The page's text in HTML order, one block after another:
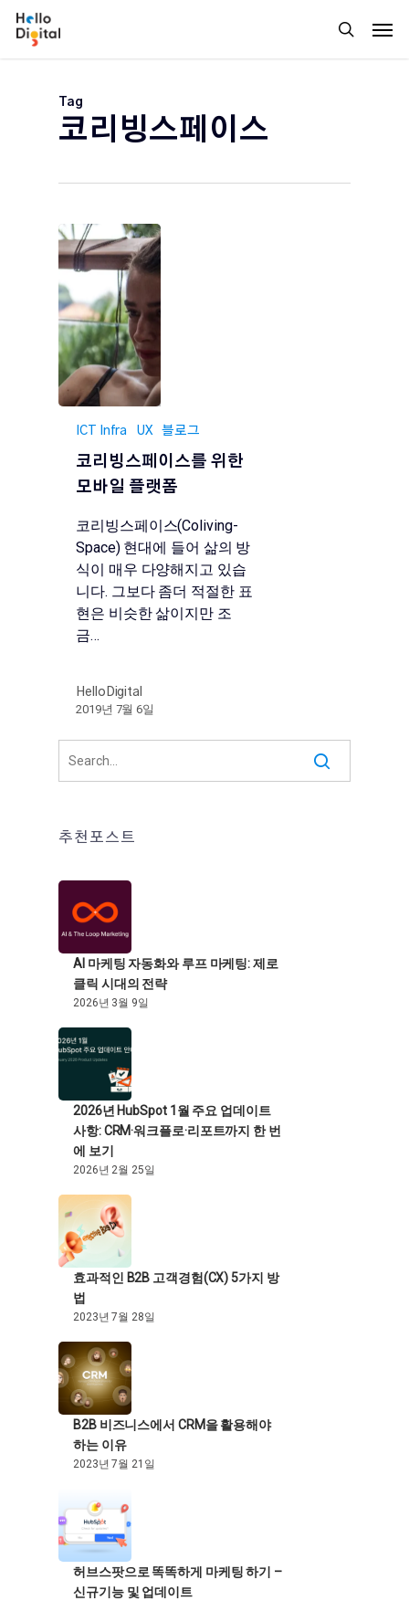
Skip
search
Tag
코리빙스페이스
ICT Infra UX 블로그
코리빙스페이스를 위한
모바일 플랫폼
코리빙스페이스(Coliving-
Space) 현대에 들어 삶의 방
식이 매우 다양해지고 있습
니다. 그보다 좀더 적절한 표
현은 비슷한 삶이지만 조
금…
HelloDigital
2019년 7월 6일
추천포스트
AI 마케팅 자동화와 루프 마케팅: 제로
클릭 시대의 전략
2026년 3월 9일
2026년 HubSpot 1월 주요 업데이트
사항: CRM·워크플로·리포트까지 한 번
에 보기
2026년 2월 25일
효과적인 B2B 고객경험(CX) 5가지 방
법
2023년 7월 28일
B2B 비즈니스에서 CRM을 활용해야
하는 이유
2023년 7월 21일
허브스팟으로 똑똑하게 마케팅 하기 –
신규기능 및 업데이트